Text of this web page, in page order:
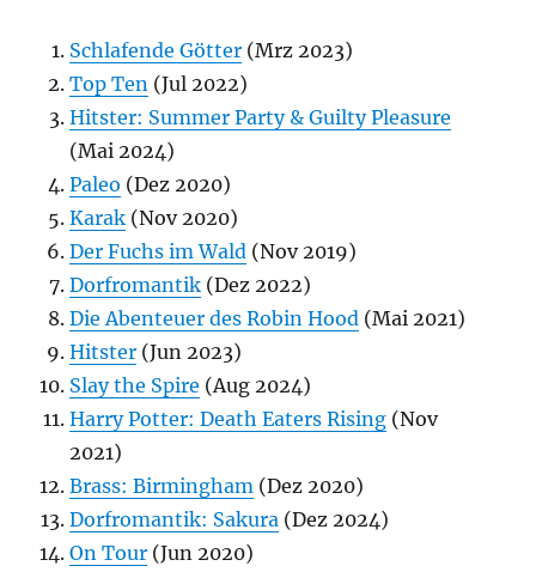
Schlafende Götter (Mrz 2023)
Top Ten (Jul 2022)
Hitster: Summer Party & Guilty Pleasure
(Mai 2024)
Paleo (Dez 2020)
Karak (Nov 2020)
Der Fuchs im Wald (Nov 2019)
Dorfromantik (Dez 2022)
Die Abenteuer des Robin Hood (Mai 2021)
Hitster (Jun 2023)
Slay the Spire (Aug 2024)
Harry Potter: Death Eaters Rising (Nov
2021)
Brass: Birmingham (Dez 2020)
Dorfromantik: Sakura (Dez 2024)
On Tour (Jun 2020)